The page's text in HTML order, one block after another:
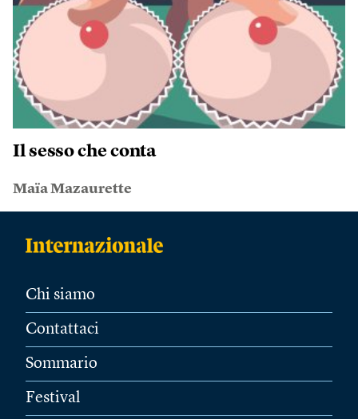
Il sesso che conta
Maïa Mazaurette
Chi siamo
Contattaci
Sommario
Festival